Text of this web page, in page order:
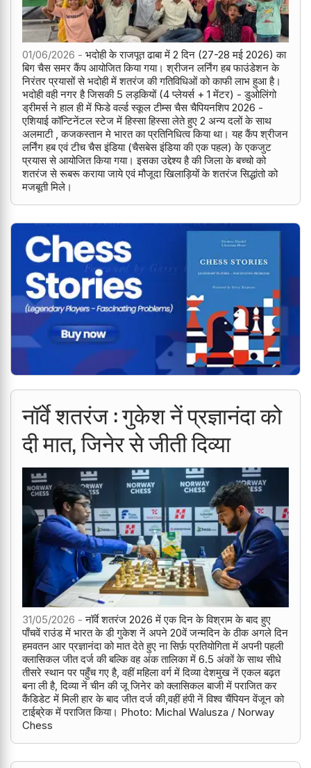
01/06/2026 - भदोही के राजपूत ढाबा में 2 दिन (27-28 मई 2026) का
बिग चैस समर कैंप आयोजित किया गया। श्रीजन लर्निंग हब फाउंडेशन के
निरंतर प्रयासों से भदोही में शतरंज की गतिविधिओं को काफी लाभ हुआ है।
भदोही वही नगर है जिसकी 5 लड़कियों (4 प्लेयर्स + 1 मेंटर) - डुओलिंगो
ड्रीमर्स ने हाल ही में फिडे वर्ल्ड स्कूल टीम्स चैस चैपियनशिप 2026 -
एशियाई कॉन्टिनेंटल स्टेज में हिस्सा हिस्सा लेते हुए 2 अन्य दलों के साथ
अलमाटी , कजकस्तान मे भारत का प्रतिनिधित्व किया था। यह कैंप श्रीजन
लर्निंग हब एवं टीच चैस इंडिया (चैसबेस इंडिया की एक पहल) के एकजुट
प्रयास से आयोजित किया गया। इसका उद्देश्य है की जिला के बच्चो को
शतरंज से रूबरू कराया जाये एवं मौजूदा खिलाड़ियों के शतरंज सिद्धांतो को
मजबूती मिले।
नॉर्वे शतरंज : गुकेश नें प्रज्ञानंदा को
दी मात, जिनेर से जीती दिव्या
31/05/2026 - नॉर्वे शतरंज 2026 में एक दिन के विश्राम के बाद हुए
पाँचवें राउंड में भारत के डी गुकेश नें अपने 20वें जन्मदिन के ठीक अगले दिन
हमवतन आर प्रज्ञानंदा को मात देते हुए ना सिर्फ़ प्रतियोगिता में अपनी पहली
क्लासिकल जीत दर्ज की बल्कि वह अंक तालिका में 6.5 अंकों के साथ सीधे
तीसरे स्थान पर पहुँच गए है, वहीं महिला वर्ग में दिव्या देशमुख नें एकल बढ़त
बना ली है, दिव्या नें चीन की जू जिनेर को क्लासिकल बाजी में पराजित कर
कैंडिडेट में मिली हार के बाद जीत दर्ज की,वहीं हंपी नें विश्व चैंपियन वेंजून को
टाईब्रेक में पराजित किया। Photo: Michal Walusza / Norway
Chess